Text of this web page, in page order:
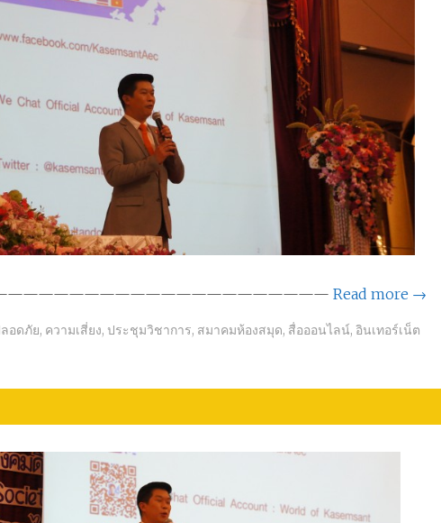
Read more →
อดภัย, ความเสี่ยง, ประชุมวิชาการ, สมาคมห้องสมุด, สื่อออนไลน์, อินเทอร์เน็ต